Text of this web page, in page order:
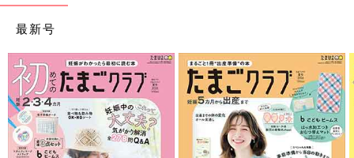
子ども用品など、使う期間が短いバウンサーや抱っこ紐などは、
外に状態がいいものが見つかるのでチェックしてみてはいかがで
しょう。
節約というと、ものを買わないイメージがありますが、費用対効
果を考え、便利なものを購入して節約に役立てるという方法もあ
ると、私は思っています。
最新号